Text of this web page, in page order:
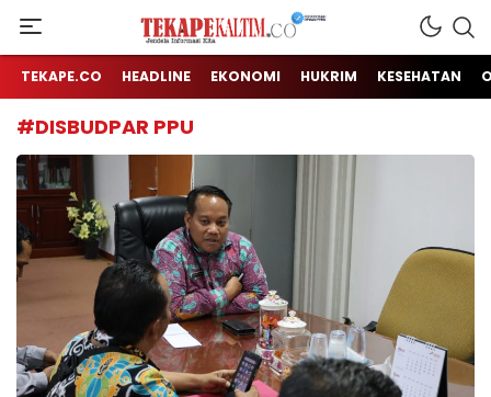
TEKAPE KALTIM
Jendela Informasi Kita
TEKAPE.CO HEADLINE EKONOMI HUKRIM KESEHATAN
#DISBUDPAR PPU